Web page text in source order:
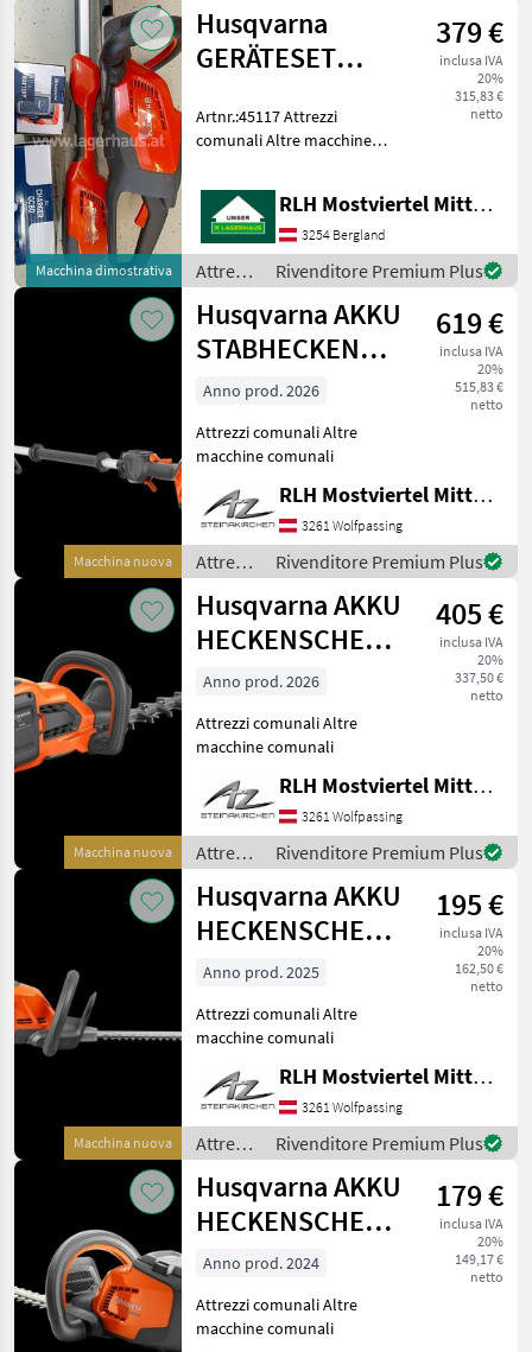
/ Stihl
Macchina dimostrativa
Husqvarna
GERÄTESET
115IL+115HD45+BLI10
379 €
inclusa IVA
20%
315,83 €
netto
Artnr.:45117 Attrezzi
comunali Altre macchine
RLH Mostviertel Mitte - Standort BERGLAND
3254 Bergland
Attrezzi
comunali
/
Husqvarna
Rivenditore Premium Plus
Macchina nuova
Husqvarna AKKU
STABHECKENSCHERE
525iHE3
619 €
inclusa IVA
20%
515,83 €
netto
Anno prod. 2026
Attrezzi comunali Altre
macchine comunali
RLH Mostviertel Mitte - Standort Steinakirchen
3261 Wolfpassing
Attrezzi
comunali
/
Husqvarna
Rivenditore Premium Plus
Macchina nuova
Husqvarna AKKU
HECKENSCHERE
322iHD60
405 €
inclusa IVA
20%
337,50 €
netto
Anno prod. 2026
Attrezzi comunali Altre
macchine comunali
RLH Mostviertel Mitte - Standort Steinakirchen
3261 Wolfpassing
Attrezzi
comunali
/
Husqvarna
Rivenditore Premium Plus
Macchina nuova
Husqvarna AKKU
HECKENSCHERE
2I5IHD45
195 €
inclusa IVA
20%
162,50 €
netto
Anno prod. 2025
Attrezzi comunali Altre
macchine comunali
RLH Mostviertel Mitte - Standort Steinakirchen
3261 Wolfpassing
Attrezzi
comunali
/
Husqvarna
Rivenditore Premium Plus
Husqvarna AKKU
HECKENSCHERE
115IHD45
179 €
inclusa IVA
20%
149,17 €
netto
Anno prod. 2024
Attrezzi comunali Altre
macchine comunali